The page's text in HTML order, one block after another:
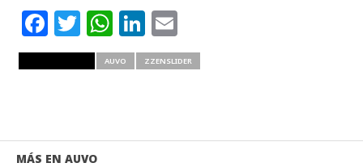
Facebook
Twitter
WhatsApp
LinkedIn
Email
AUVO ZZENSLIDER
MÁS EN AUVO